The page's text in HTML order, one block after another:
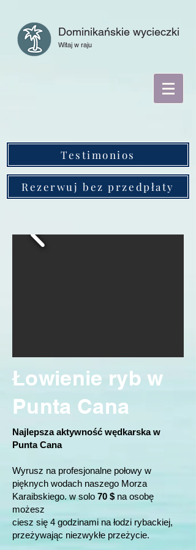
Dominikańskie wycieczki
Witaj w raju
Testimonios
Rezerwuj bez przedpłaty
Łowienie ryb w
Punta Cana
Najlepsza aktywność wędkarska w
Punta Cana
Wyrusz na profesjonalne połowy w
pięknych wodach naszego Morza
Karaibskiego. w solo 70 $ na osobę
możesz
ciesz się 4 godzinami na łodzi rybackiej,
przeżywając niezwykłe przeżycie.